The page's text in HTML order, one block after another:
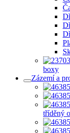
boxy
Zázemí a
tříděný